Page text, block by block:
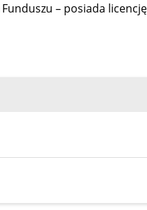
– posiada licencję